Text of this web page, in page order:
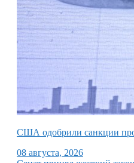
США одобрили санкции
08 августа, 2026